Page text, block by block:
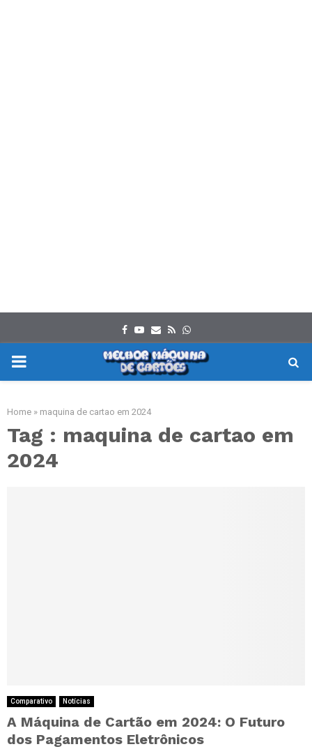
Facebook
Youtube
Email
RssWhatsapp
PRIMARY
Home » maquina de cartao em 2024
Tag : maquina de cartao em
2024
Comparativo Notícias
A Máquina de Cartão em 2024: O Futuro
dos Pagamentos Eletrônicos